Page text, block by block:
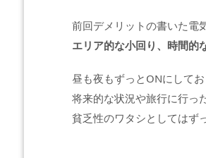
前回デメリットの書いた電
エリア的な小回り、時間的
昼も夜もずっとONにして
将来的な状況や旅行に行っ
貧乏性のワタシとしてはず